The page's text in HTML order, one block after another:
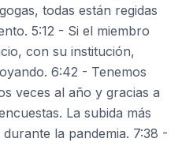
todas están regidas
5:12 - Si el miembro
con su institución,
6:42 - Tenemos
veces al año y gracias a
La subida más
la pandemia. 7:38 -